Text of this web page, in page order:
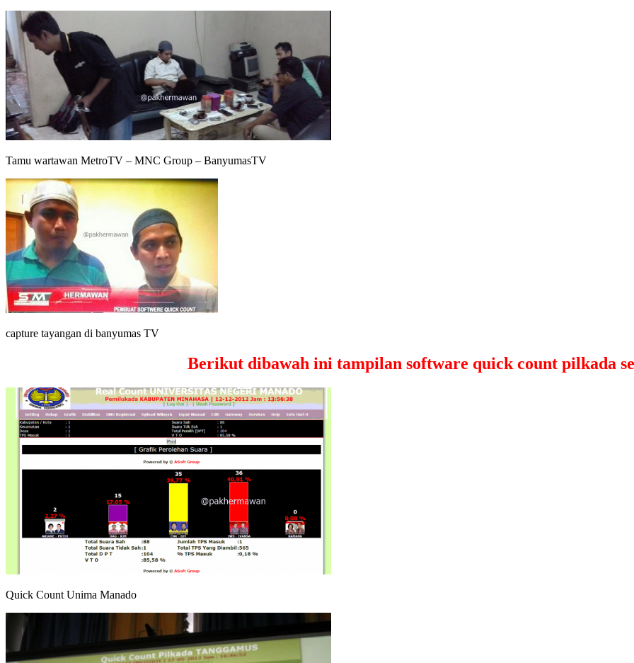
Tamu wartawan MetroTV – MNC Group – BanyumasTV
capture tayangan di banyumas TV
Berikut dibawah ini tampilan software quick count pilkada
Quick Count Unima Manado